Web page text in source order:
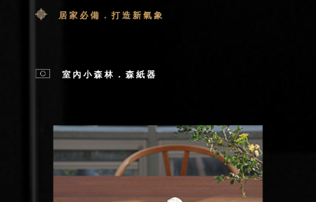
居家必備．打造新氣象
室內小森林．森紙器